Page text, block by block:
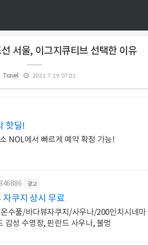
서울, 이그지큐티브 선택한 이유
Travel 2021. 7. 19. 07:01
핫딜!
NOL에서 빠르게 예약 확정 가능!
광고
쿠지 상시 무료
수풀/바다뷰자쿠지/사우나/200인치시네마
감성 수영장, 핀란드 사우나, 불멍